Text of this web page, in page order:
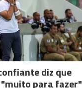
diz que
para fazer"